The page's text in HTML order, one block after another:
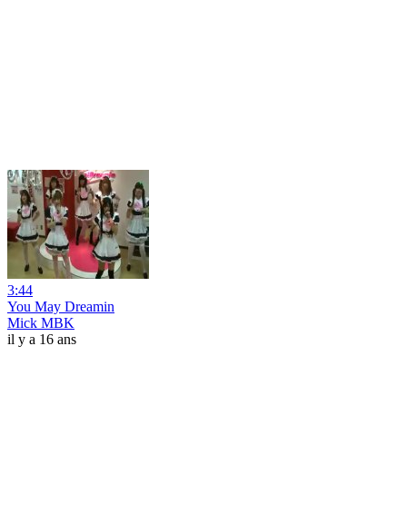
3:44
You May Dreamin
Mick MBK
il y a 16 ans